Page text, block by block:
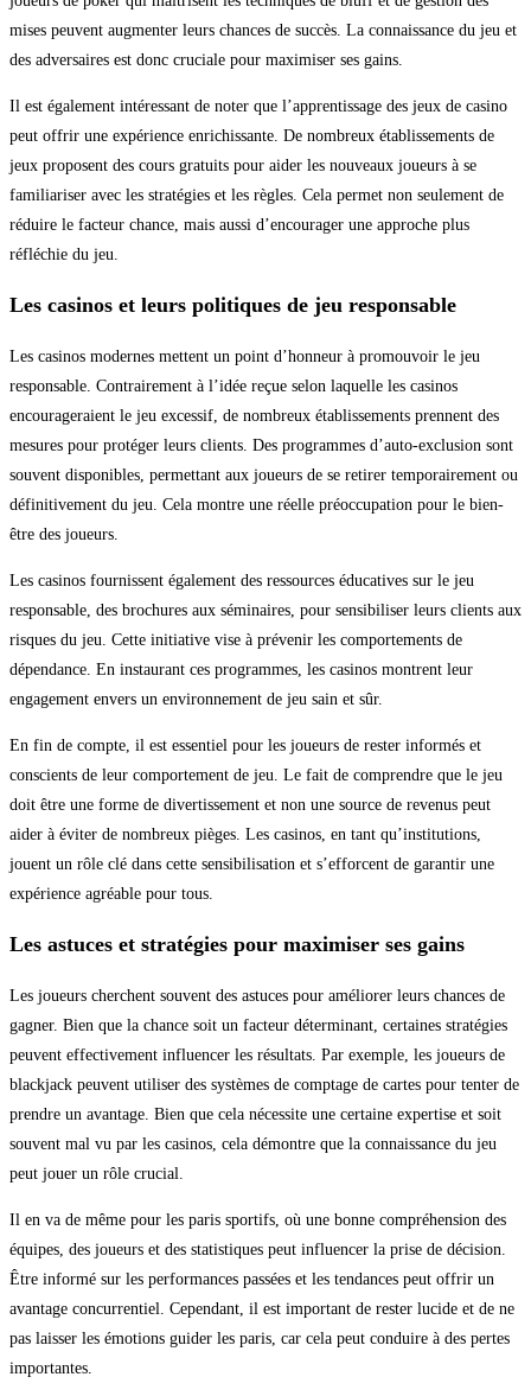
mises peuvent augmenter leurs chances de succès. La connaissance du jeu et
des adversaires est donc cruciale pour maximiser ses gains.
Il est également intéressant de noter que l’apprentissage des jeux de casino
peut offrir une expérience enrichissante. De nombreux établissements de
jeux proposent des cours gratuits pour aider les nouveaux joueurs à se
familiariser avec les stratégies et les règles. Cela permet non seulement de
réduire le facteur chance, mais aussi d’encourager une approche plus
réfléchie du jeu.
Les casinos et leurs politiques de jeu responsable
Les casinos modernes mettent un point d’honneur à promouvoir le jeu
responsable. Contrairement à l’idée reçue selon laquelle les casinos
encourageraient le jeu excessif, de nombreux établissements prennent des
mesures pour protéger leurs clients. Des programmes d’auto-exclusion sont
souvent disponibles, permettant aux joueurs de se retirer temporairement ou
définitivement du jeu. Cela montre une réelle préoccupation pour le bien-
être des joueurs.
Les casinos fournissent également des ressources éducatives sur le jeu
responsable, des brochures aux séminaires, pour sensibiliser leurs clients aux
risques du jeu. Cette initiative vise à prévenir les comportements de
dépendance. En instaurant ces programmes, les casinos montrent leur
engagement envers un environnement de jeu sain et sûr.
En fin de compte, il est essentiel pour les joueurs de rester informés et
conscients de leur comportement de jeu. Le fait de comprendre que le jeu
doit être une forme de divertissement et non une source de revenus peut
aider à éviter de nombreux pièges. Les casinos, en tant qu’institutions,
jouent un rôle clé dans cette sensibilisation et s’efforcent de garantir une
expérience agréable pour tous.
Les astuces et stratégies pour maximiser ses gains
Les joueurs cherchent souvent des astuces pour améliorer leurs chances de
gagner. Bien que la chance soit un facteur déterminant, certaines stratégies
peuvent effectivement influencer les résultats. Par exemple, les joueurs de
blackjack peuvent utiliser des systèmes de comptage de cartes pour tenter de
prendre un avantage. Bien que cela nécessite une certaine expertise et soit
souvent mal vu par les casinos, cela démontre que la connaissance du jeu
peut jouer un rôle crucial.
Il en va de même pour les paris sportifs, où une bonne compréhension des
équipes, des joueurs et des statistiques peut influencer la prise de décision.
Être informé sur les performances passées et les tendances peut offrir un
avantage concurrentiel. Cependant, il est important de rester lucide et de ne
pas laisser les émotions guider les paris, car cela peut conduire à des pertes
importantes.